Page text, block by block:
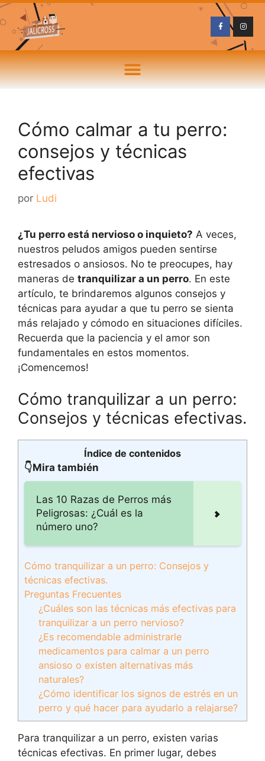
Cómo calmar a tu perro:
consejos y técnicas
efectivas
por Ludi
¿Tu perro está nervioso o inquieto? A veces,
nuestros peludos amigos pueden sentirse
estresados o ansiosos. No te preocupes, hay
maneras de tranquilizar a un perro. En este
artículo, te brindaremos algunos consejos y
técnicas para ayudar a que tu perro se sienta
más relajado y cómodo en situaciones difíciles.
Recuerda que la paciencia y el amor son
fundamentales en estos momentos.
¡Comencemos!
Cómo tranquilizar a un perro:
Consejos y técnicas efectivas.
Índice de contenidos
👇Mira también
Las 10 Razas de Perros más
Peligrosas: ¿Cuál es la
número uno?
Cómo tranquilizar a un perro: Consejos y
técnicas efectivas.
Preguntas Frecuentes
¿Cuáles son las técnicas más efectivas para
tranquilizar a un perro nervioso?
¿Es recomendable administrarle
medicamentos para calmar a un perro
ansioso o existen alternativas más
naturales?
¿Cómo identificar los signos de estrés en un
perro y qué hacer para ayudarlo a relajarse?
Para tranquilizar a un perro, existen varias
técnicas efectivas. En primer lugar, debes